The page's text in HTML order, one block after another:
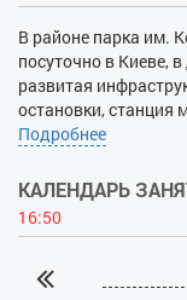
В районе парка им.
посуточно в Киеве,
развитая
остановки, станция
Лукьяновский
бизнес-класса. Трое
уют апартаментов,
местами, красивой
гарнитур с широкой
Подробнее
КАЛЕНДАРЬ
16:50